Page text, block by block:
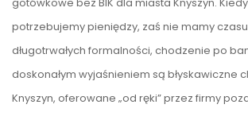
potrzebujemy pieniędzy, zaś nie mamy
długotrwałych formalności, chodzenie po
doskonałym wyjaśnieniem są błyskawiczne
Knyszyn, oferowane „od ręki” przez firmy